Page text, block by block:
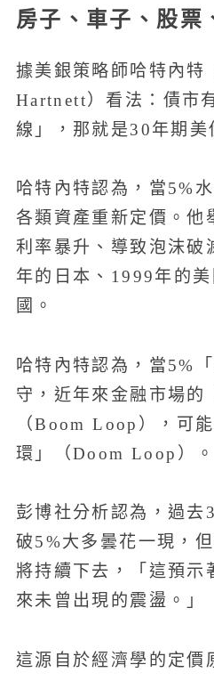
房子、車子、股票
據美銀策略師哈特內特
Hartnett）看法：債市
線」，那就是30年期美
哈特內特認為，當5%
各類資產重新定價。他
利率暴升、導致泡沫
年的日本、1999年的
國。
哈特內特認為，當5%
守，近年來金融市場的
（Boom Loop），可
環」（Doom Loop）。
彭博社分析認為，過去
破5%大多曇花一現，
將持續下去，「這預示
來未曾出現的震盪。」
這源自於經濟學的定